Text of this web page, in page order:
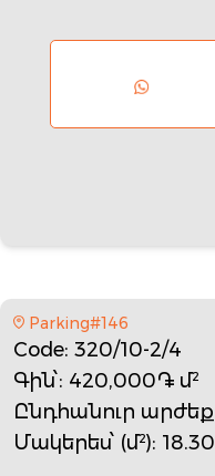
Parking#146
Code: 320/10-2/4
Գին՝: 420,000֏ մ²
Ընդհանուր արժեք
Մակերես՝ (մ²): 18.30